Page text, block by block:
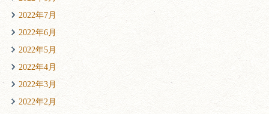
2022年7月
2022年6月
2022年5月
2022年4月
2022年3月
2022年2月